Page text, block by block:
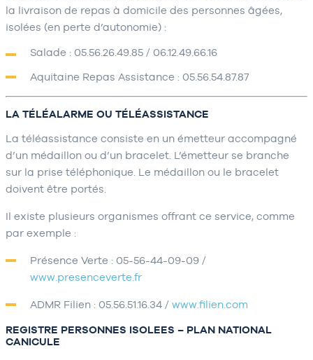
la livraison de repas à domicile des personnes âgées,
isolées (en perte d’autonomie) :
Salade : 05.56.26.49.85 / 06.12.49.66.16
Aquitaine Repas Assistance : 05.56.54.87.87
LA TÉLÉALARME OU TÉLÉASSISTANCE
La téléassistance consiste en un émetteur accompagné
d’un médaillon ou d’un bracelet. L’émetteur se branche
sur la prise téléphonique. Le médaillon ou le bracelet
doivent être portés.
Il existe plusieurs organismes offrant ce service, comme
par exemple :
Présence Verte : 05-56-44-09-09 /
www.presenceverte.fr
ADMR Filien : 05.56.51.16.34 / www.filien.com
REGISTRE PERSONNES ISOLEES – PLAN NATIONAL
CANICULE